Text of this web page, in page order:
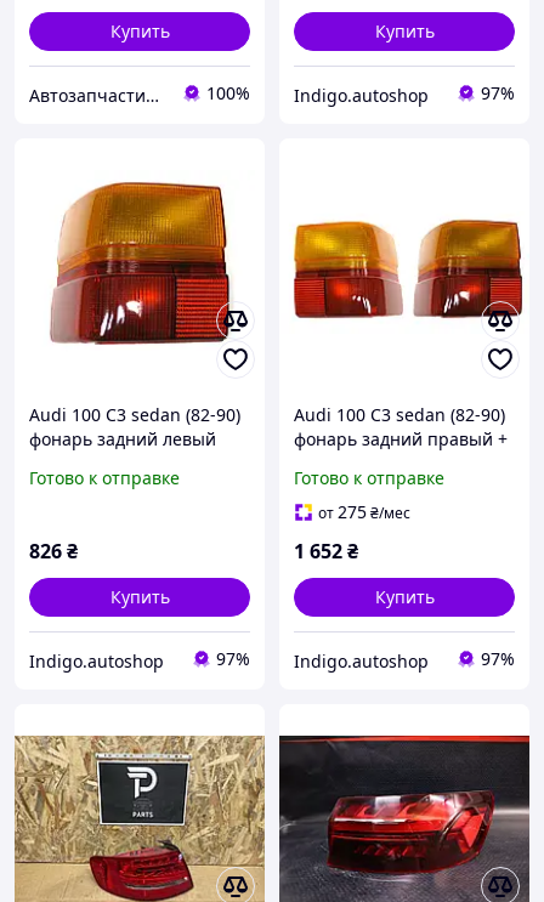
Купить
Автозапчастини м. Суми 100%
Купить
Indigo.autoshop 97%
Audi 100 C3 sedan (82-90)
фонарь задний левый
Готово к отправке
826₴
Купить
Indigo.autoshop 97%
Audi 100 C3 sedan (82-90)
фонарь задний правый +
Готово к отправке
от275₴/мес
1 652₴
Купить
Indigo.autoshop 97%